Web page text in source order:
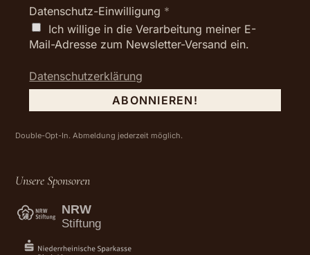
Datenschutz-Einwilligung *
Ich willige in die Verarbeitung meiner E-
Mail-Adresse zum Newsletter-Versand ein.
Datenschutzerklärung
Double-Opt-In. Abmeldung jederzeit möglich.
Unsere Sponsoren